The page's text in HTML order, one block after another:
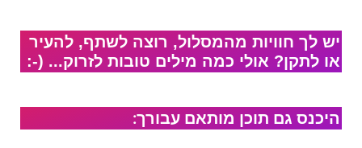
יש לך חוויות מהמסלול, רוצה לשתף, להעיר
או לתקן? אולי כמה מילים טובות לזרוק... (-:
היכנס גם תוכן מותאם עבורך: